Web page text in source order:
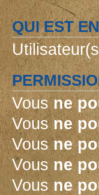
QUI EST
Vousne
Vousne
Vousne
Vousne
Vousne